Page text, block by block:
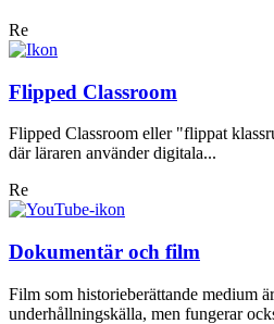
Re
Flipped Classroom
Flipped Classroom eller "flippat
där läraren använder digitala...
Re
Dokumentär och film
Film som historieberättande medium
underhållningskälla, men fungerar